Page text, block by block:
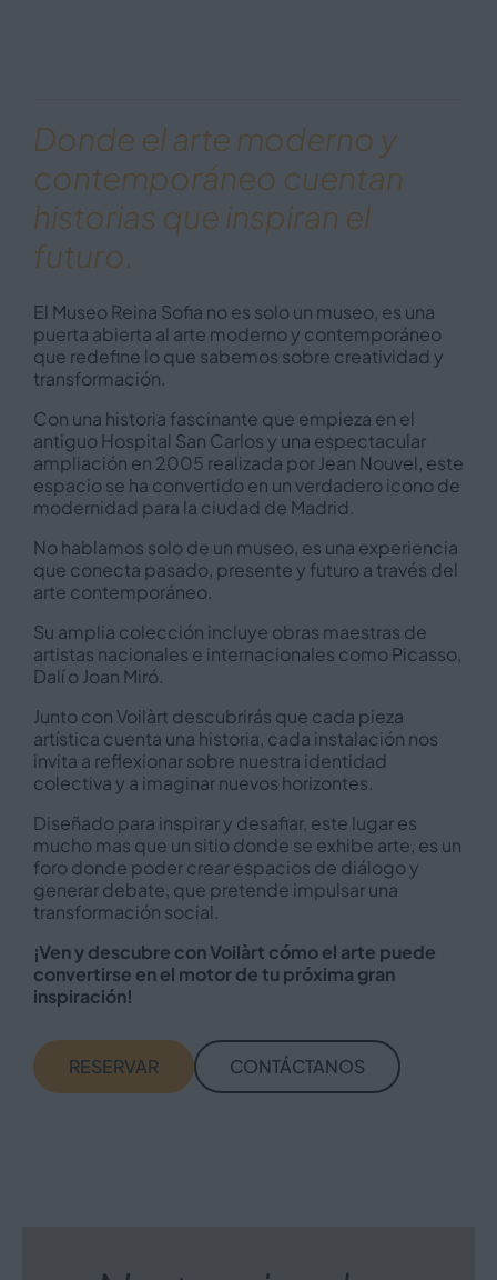
Donde el arte moderno y
contemporáneo cuentan
historias que inspiran el
futuro.
El Museo Reina Sofia no es solo un museo, es una
puerta abierta al arte moderno y contemporáneo
que redefine lo que sabemos sobre creatividad y
transformación.
Con una historia fascinante que empieza en el
antiguo Hospital San Carlos y una espectacular
ampliación en 2005 realizada por Jean Nouvel, este
espacio se ha convertido en un verdadero icono de
modernidad para la ciudad de Madrid.
No hablamos solo de un museo, es una experiencia
que conecta pasado, presente y futuro a través del
arte contemporáneo.
Su amplia colección incluye obras maestras de
artistas nacionales e internacionales como Picasso,
Dalí o Joan Miró.
Junto con Voilàrt descubrirás que cada pieza
artística cuenta una historia, cada instalación nos
invita a reflexionar sobre nuestra identidad
colectiva y a imaginar nuevos horizontes.
Diseñado para inspirar y desafiar, este lugar es
mucho mas que un sitio donde se exhibe arte, es un
foro donde poder crear espacios de diálogo y
generar debate, que pretende impulsar una
transformación social.
¡Ven y descubre con Voilàrt cómo el arte puede
convertirse en el motor de tu próxima gran
inspiración!
RESERVAR CONTÁCTANOS